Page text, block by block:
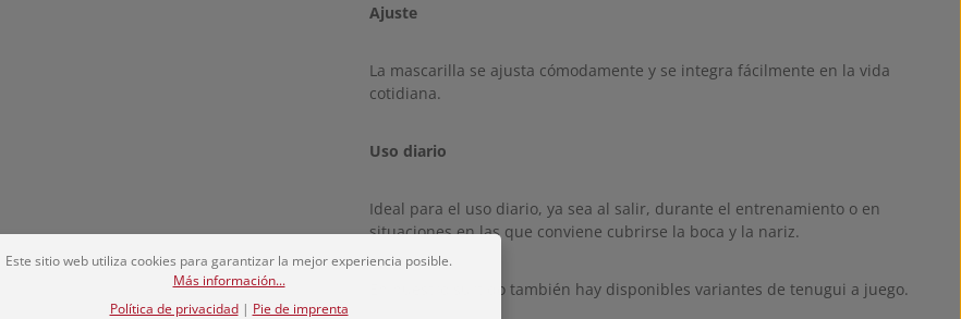
Ajuste
La mascarilla se ajusta cómodamente y se integra fácilmente en la vida
cotidiana.
Uso diario
Ideal para el uso diario, ya sea al salir, durante el entrenamiento o en
situaciones en las que conviene cubrirse la boca y la nariz.
En nuestro surtido también hay disponibles variantes de tenugui a juego.
Este sitio web utiliza cookies para garantizar la mejor experiencia posible.
Más información...
Política de privacidad| Pie de imprenta